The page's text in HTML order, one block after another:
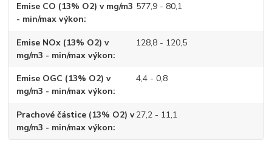
Emise CO (13% O2) v mg/m3
- min/max výkon
577,9 - 80,1
Emise NOx (13% O2) v
mg/m3 - min/max výkon
128,8 - 120,5
Emise OGC (13% O2) v
mg/m3 - min/max výkon
4,4 - 0,8
Prachové částice (13% O2) v
mg/m3 - min/max výkon
27,2 - 11,1